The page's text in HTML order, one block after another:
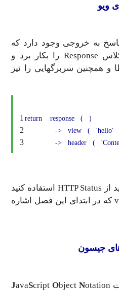
به خروجی وجود دارد که
می‌توان متد ()view در کلاس Response را بکار برد و
و همچنین سربرگهایی را نیز
1
2
3
return response (
)
->
view ( 'hello'
->
header (
درنظر دارید که اگر نخواهید از HTTP Status‌ استفاده کنید
باید از روش ساده‌ی ()view که در ابتدای این فصل اشاره
JavaScriptObject Notation